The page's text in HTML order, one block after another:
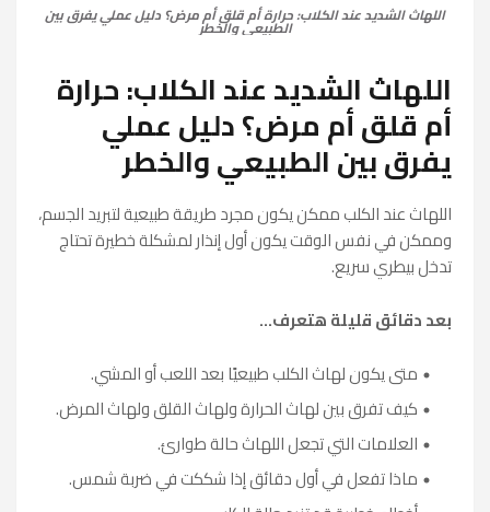
اللهاث الشديد عند الكلاب: حرارة أم قلق أم مرض؟ دليل عملي يفرق بين
الطبيعي والخطر
اللهاث الشديد عند الكلاب: حرارة
أم قلق أم مرض؟ دليل عملي
يفرق بين الطبيعي والخطر
اللهاث عند الكلب ممكن يكون مجرد طريقة طبيعية لتبريد الجسم،
وممكن في نفس الوقت يكون أول إنذار لمشكلة خطيرة تحتاج
تدخل بيطري سريع.
بعد دقائق قليلة هتعرف...
متى يكون لهاث الكلب طبيعيًا بعد اللعب أو المشي.
كيف تفرق بين لهاث الحرارة ولهاث القلق ولهاث المرض.
العلامات التي تجعل اللهاث حالة طوارئ.
ماذا تفعل في أول دقائق إذا شككت في ضربة شمس.